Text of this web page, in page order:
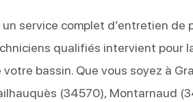
service complet d’entretien de
qualifiés intervient pour
bassin. Que vous soyez à
(34570), Montarnaud